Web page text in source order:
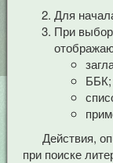
Для
При
ББК;
Действия,
при поиске